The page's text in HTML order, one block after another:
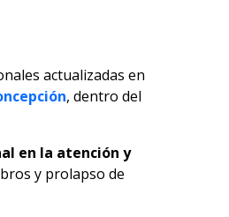
actualizadas en
, dentro del
en la atención y
y prolapso de